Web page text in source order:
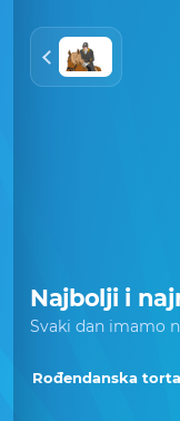
Najbolji i
Svaki dan imamo
Rođendanska torta